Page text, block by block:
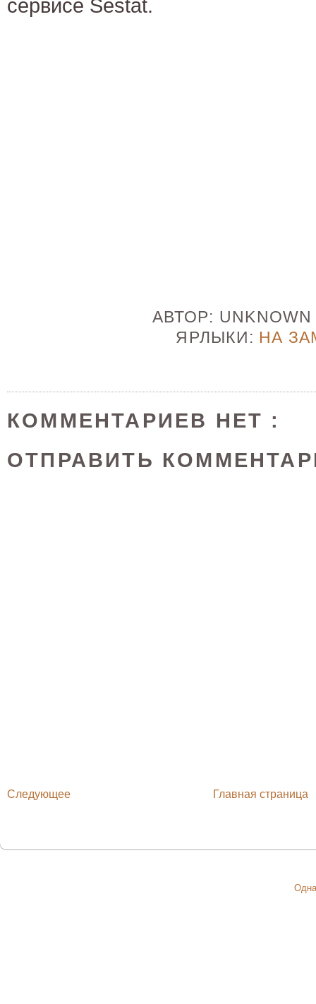
сервисе Sestat.
АВТОР:
ЯРЛЫКИ: НА
КОММЕНТАРИЕВ НЕТ :
ОТПРАВИТЬ
Следующее Главная страница